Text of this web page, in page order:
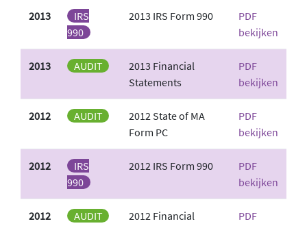
2013
IRS
990
2013 IRS Form 990
PDF
bekijken
2013 AUDIT
2013 Financial
Statements
PDF
bekijken
2012 AUDIT
2012 State of MA
Form PC
PDF
bekijken
2012
IRS
990
2012 IRS Form 990
PDF
bekijken
2012 AUDIT
2012 Financial
PDF